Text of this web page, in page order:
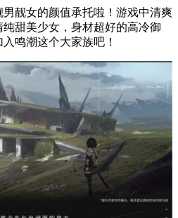
靓女的颜值承托啦！游戏中清爽
甜美少女，身材超好的高冷御
鸣潮这个大家族吧！